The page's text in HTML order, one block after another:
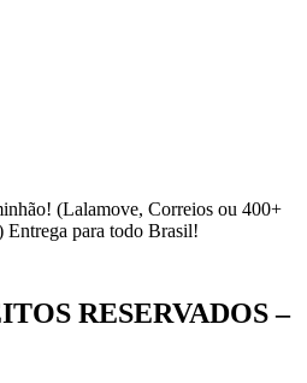
(Lalamove, Correios ou 400+
Entrega para todo Brasil!
RESERVADOS –